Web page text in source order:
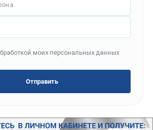
станки
станки
ОБОРУДОВАНИЕ
моих персональных данных
Отправить